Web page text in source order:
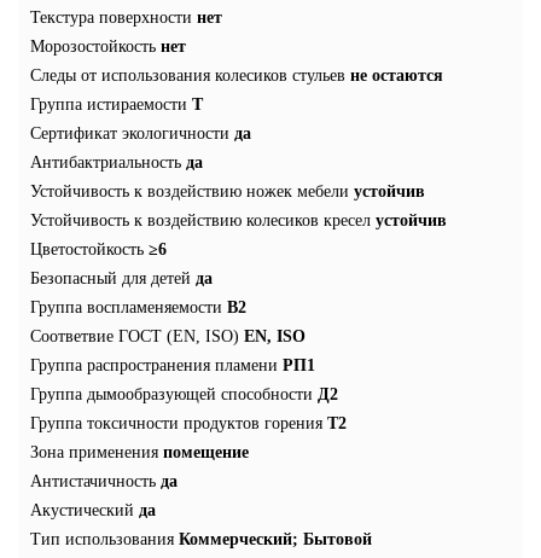
Текстура поверхности нет
Морозостойкость нет
Следы от использования колесиков стульев не остаются
Группа истираемости T
Сертификат экологичности да
Антибактриальность да
Устойчивость к воздействию ножек мебели устойчив
Устойчивость к воздействию колесиков кресел устойчив
Цветостойкость ≥6
Безопасный для детей да
Группа воспламеняемости В2
Соответвие ГОСТ (EN, ISO) EN, ISO
Группа распространения пламени РП1
Группа дымообразующей способности Д2
Группа токсичности продуктов горения Т2
Зона применения помещение
Антистачичность да
Акустический да
Тип использования Коммерческий; Бытовой